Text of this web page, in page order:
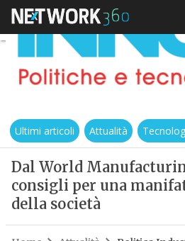
Ultimi articoli Attualità
Dal World
consigli per una
della società